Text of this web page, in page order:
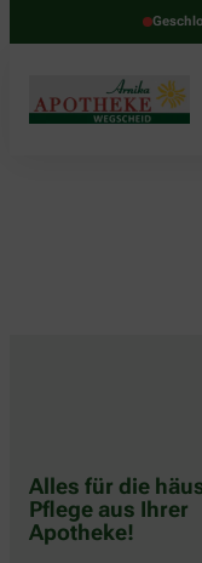
Alles für die
Pflege aus Ihrer
Apotheke!